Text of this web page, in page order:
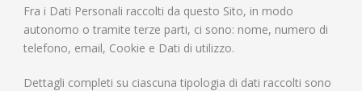
Fra i Dati Personali raccolti da questo Sito, in modo
autonomo o tramite terze parti, ci sono: nome, numero di
telefono, email, Cookie e Dati di utilizzo.
Dettagli completi su ciascuna tipologia di dati raccolti sono